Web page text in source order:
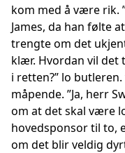
kom med å være rik.
James, da han følte
trengte om det
klær. Hvordan vil det
i retten?” lo butleren.
måpende. ”Ja, herr
om at det skal være
hovedsponsor til to,
om det blir veldig